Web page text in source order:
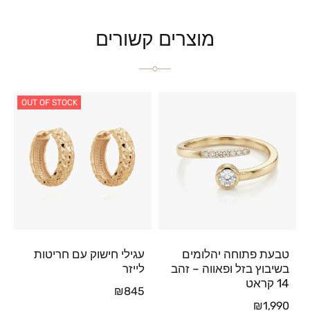
מוצרים קשורים
טבעת פתוחה יהלומים
בשיבוץ בזל ופאווה – זהב
14 קראט
₪1,990
OUT OF STOCK
עגילי חישוק עם חריטות
לייזר
₪845